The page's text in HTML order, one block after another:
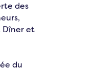
des
Dîner et
du